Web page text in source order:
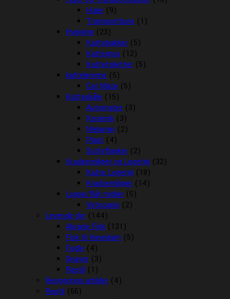
Huler (9)
Transportbure (1)
Hygiejne (23)
Kattebakker (5)
Kattegrus (12)
Kattetoiletter (5)
kattelemme (5)
Cat Mate (5)
Katteskåle (15)
Automater (3)
Keramik (3)
Melamin (2)
Plast (4)
Sutteflasker (2)
Kradsemiljøer og Legetøj (32)
Katte Legetøj (18)
Kradsemiljøer (14)
Loppe/flåt midler (5)
Vetocanis (2)
Levende dyr (144)
Akvarie Fisk (131)
Fisk til Havedam (5)
Fugle (4)
Gnaver (3)
Reptil (1)
Rengørings artikler (4)
Reptil (66)